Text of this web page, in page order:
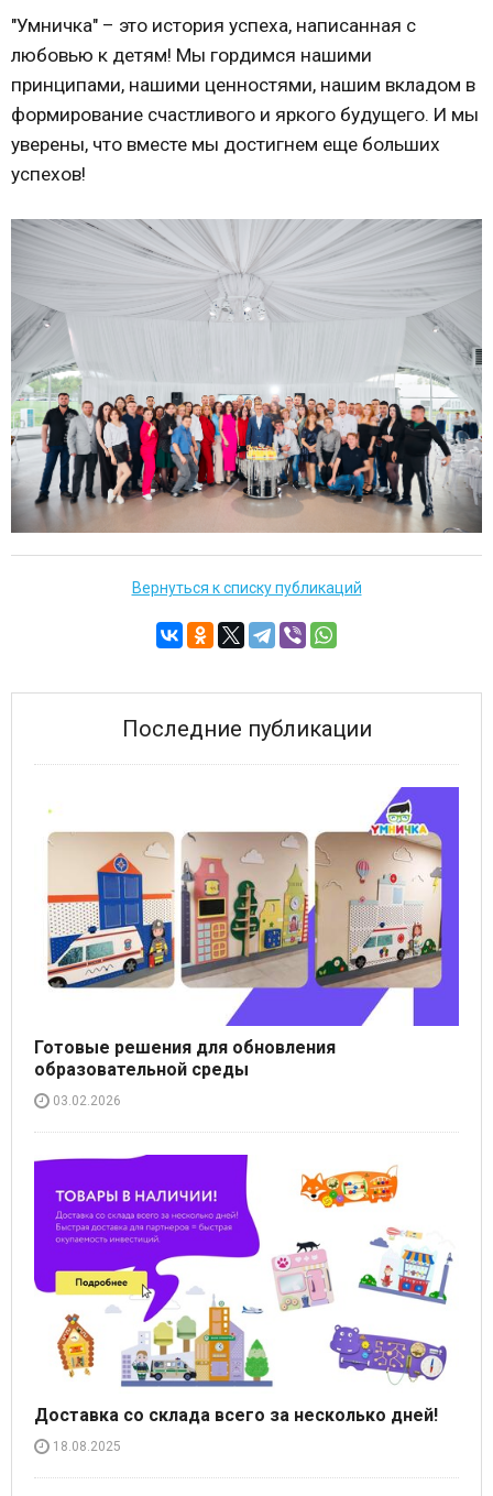
"Умничка" – это история успеха, написанная с
любовью к детям! Мы гордимся нашими
принципами, нашими ценностями, нашим вкладом в
формирование счастливого и яркого будущего. И мы
уверены, что вместе мы достигнем еще больших
успехов!
Вернуться к списку публикаций
Последние публикации
Готовые решения для обновления
образовательной среды
03.02.2026
Доставка со склада всего за несколько дней!
18.08.2025